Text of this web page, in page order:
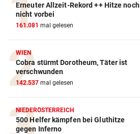
Erneuter Allzeit-Rekord ++ Hitze noch
nicht vorbei
161.081 mal gelesen
WIEN
Cobra stürmt Dorotheum, Täter ist
verschwunden
142.537 mal gelesen
NIEDERÖSTERREICH
500 Helfer kämpfen bei Gluthitze
gegen Inferno